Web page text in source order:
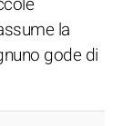
la
gode di